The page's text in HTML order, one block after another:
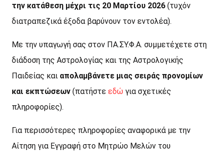
την κατάθεση μέχρι τις 20 Μαρτίου 2026 (τυχόν
διατραπεζικά έξοδα βαρύνουν τον εντολέα).
Με την υπαγωγή σας στον ΠΑ.ΣΥ.Φ.Α. συμμετέχετε στη
διάδοση της Αστρολογίας και της Αστρολογικής
Παιδείας και απολαμβάνετε μιας σειράς προνομίων
και εκπτώσεων (πατήστε εδώ για σχετικές
πληροφορίες).
Για περισσότερες πληροφορίες αναφορικά με την
Αίτηση για Εγγραφή στο Μητρώο Μελών του